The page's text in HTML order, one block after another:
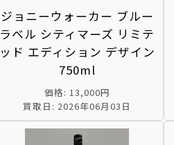
ジョニーウォーカー ブルー
ラベル シティマーズ リミテ
ッド エディション デザイン
750ml
価格: 13,000円
買取日: 2026年06月03日